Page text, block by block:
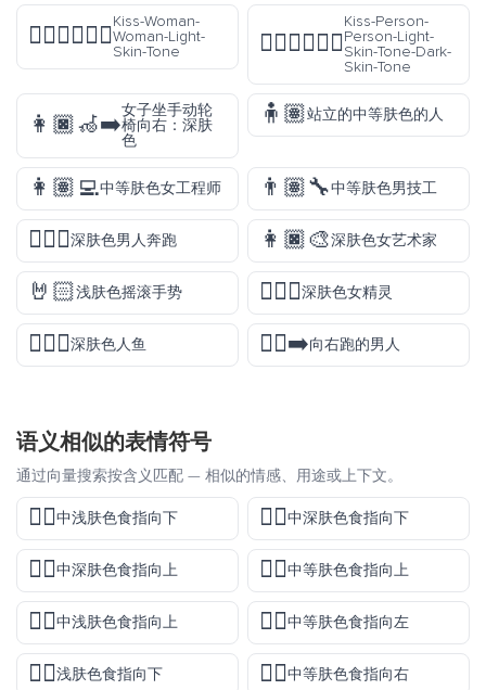
👩🏻‍❤️‍💋‍👩🏻
Kiss-Woman-
Woman-Light-
Skin-Tone
🧑🏻‍❤️‍💋‍🧑🏿
Kiss-Person-
Person-Light-
Skin-Tone-Dark-
Skin-Tone
👩🏿‍🦽‍➡️
女子坐手动轮
椅向右：深肤
色
🧍🏽站立的中等肤色的人
👩🏽‍💻中等肤色女工程师 👨🏽‍🔧中等肤色男技工
🏃🏿‍♂️深肤色男人奔跑 👩🏿‍🎨深肤色女艺术家
🤘🏻浅肤色摇滚手势 🧝🏿‍♀️深肤色女精灵
🧜🏿‍♂️深肤色人鱼 🏃‍♂️‍➡️向右跑的男人
语义相似的表情符号
通过向量搜索按含义匹配 — 相似的情感、用途或上下文。
👇🏼中浅肤色食指向下 👇🏾中深肤色食指向下
👆🏾中深肤色食指向上 👆🏽中等肤色食指向上
👆🏼中浅肤色食指向上 👈🏽中等肤色食指向左
👇🏻浅肤色食指向下 👉🏽中等肤色食指向右